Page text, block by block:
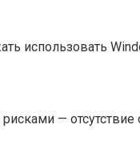
использовать
рисками —